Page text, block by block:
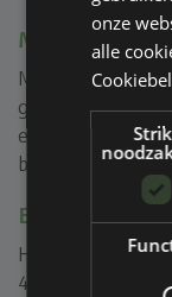
MVIEW+
Mview+ is
glasoplossingen
en creëren van
binnen als
BEL OF MAIL
Het Eek 5B
4004 LM Tiel
onze
alle